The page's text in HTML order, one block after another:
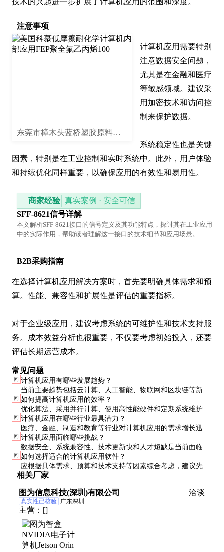
技术的兴起进一步扩展了计算机应用的范围和深度。
注意事项
东莞市樟木头蓝桥塑胶原料经营部
计算机应用 需要特别
注意数据安全问题，
尤其是在金融和医疗
等敏感领域。建议采
用加密技术和访问控
制来保护数据。
系统稳定性也是关键
因素，特别是在工业控制和实时系统中。此外，用户体验
和持续优化同样重要，以确保应用的有效性和易用性。
商家经验 真实案例 · 安全可信
SFF-8621信号详解
本文解析SFF-8621接口的信号定义及其功能特点，探讨其在工业应用
中的实际作用，帮助读者理解这一接口的技术细节和应用场景。
B2B采购指南
在选择计算机应用解决方案时，首先要明确具体需求和预
算。性能、兼容性和扩展性是评估的重要指标。
对于企业级应用，建议考虑系统的可维护性和技术支持服
务。成本效益分析也很重要，不仅要考虑初始投入，还要
评估长期运营成本。
常见问题
问 计算机应用有哪些发展趋势？
当前主要趋势包括云计算、人工智能、物联网和区块链等新技
术的融合应用，以及向更高效、更智能的方向发展。
问 如何提高计算机应用的效率？
优化算法、采用并行计算、使用高性能硬件和定期系统维护都
是提高效率的有效方法。
问 计算机应用在哪些行业最具潜力？
医疗、金融、制造和教育等行业对计算机应用的需求增长迅
速，尤其是在智能诊断、风险分析、自动化生产和在线教育等
领域。
问 计算机应用面临哪些挑战？
数据安全、系统兼容性、技术更新快和人才短缺是当前面临的
主要挑战。
问 如何选择适合的计算机应用软件？
应根据具体需求、预算和技术支持等因素综合考虑，建议先进
行试用或咨询专业人士。
相关厂家
图为信息科技(深圳)有限公司 洽谈
真实性已核验 广东深圳
主营： []